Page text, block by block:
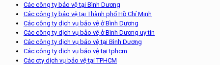
Các công ty bảo vệ tại Bình Dương
Các công ty bảo vệ tại Thành phố Hồ Chí Minh
Các công ty dịch vụ bảo vệ ở Bình Dương
Các công ty dịch vụ bảo vệ ở Bình Dương uy tín
Các công ty dịch vụ bảo vệ tại Bình Dương
Các công ty dịch vụ bảo vệ tại tphcm
Các cty dịch vụ bảo vệ tại TPHCM